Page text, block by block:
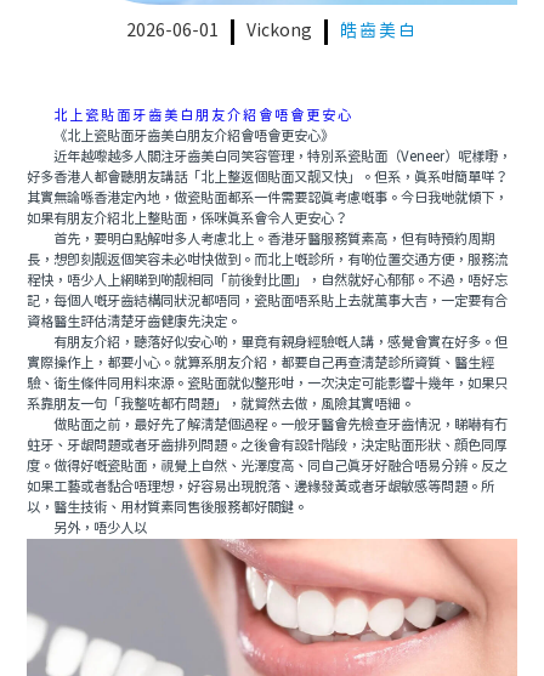
2026-06-01 Vickong 皓齒美白
北上瓷貼面牙齒美白朋友介紹會唔會更安心
《北上瓷貼面牙齒美白朋友介紹會唔會更安心》
近年越嚟越多人關注牙齒美白同笑容管理，特別系瓷貼面（Veneer）呢樣嘢，
好多香港人都會聽朋友講話「北上整返個貼面又靓又快」。但系，真系咁簡單咩？
其實無論喺香港定內地，做瓷貼面都系一件需要認真考慮嘅事。今日我哋就傾下，
如果有朋友介紹北上整貼面，係咪真系會令人更安心？
首先，要明白點解咁多人考慮北上。香港牙醫服務質素高，但有時預約周期
長，想即刻靓返個笑容未必咁快做到。而北上嘅診所，有啲位置交通方便，服務流
程快，唔少人上網睇到啲靓相同「前後對比圖」，自然就好心郁郁。不過，唔好忘
記，每個人嘅牙齒結構同狀況都唔同，瓷貼面唔系貼上去就萬事大吉，一定要有合
資格醫生評估清楚牙齒健康先決定。
有朋友介紹，聽落好似安心啲，畢竟有親身經驗嘅人講，感覺會實在好多。但
實際操作上，都要小心。就算系朋友介紹，都要自己再查清楚診所資質、醫生經
驗、衛生條件同用料來源。瓷貼面就似整形咁，一次決定可能影響十幾年，如果只
系靠朋友一句「我整咗都冇問題」，就貿然去做，風險其實唔細。
做貼面之前，最好先了解清楚個過程。一般牙醫會先檢查牙齒情況，睇嚇有冇
蛀牙、牙龈問題或者牙齒排列問題。之後會有設計階段，決定貼面形狀、顔色同厚
度。做得好嘅瓷貼面，視覺上自然、光澤度高、同自己真牙好融合唔易分辨。反之
如果工藝或者黏合唔理想，好容易出現脫落、邊緣發黃或者牙龈敏感等問題。所
以，醫生技術、用材質素同售後服務都好關鍵。
另外，唔少人以